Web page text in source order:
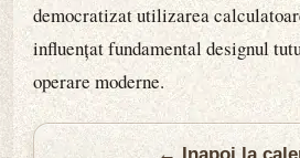
democratizat utilizarea
influențat fundamental designul
operare moderne.